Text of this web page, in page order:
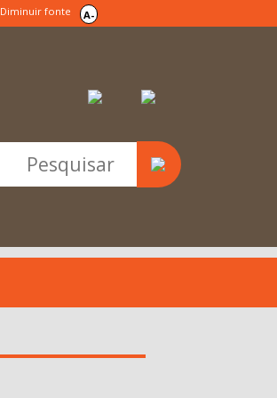
Diminuir fonte A-